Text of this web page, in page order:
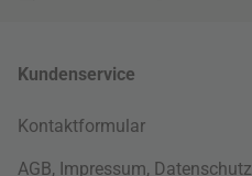
Kundenservice
Kontaktformular
AGB, Impressum, Datenschutz